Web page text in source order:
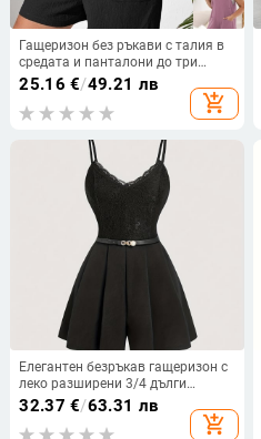
Гащеризон без ръкави с талия в
средата и панталони до три
четвърти, полиестерна материя,
микроеластичност
25.16 €/49.21 лв
add_shopping_cart
Елегантен безръкав гащеризон с
леко разширени 3/4 дълги
панталони, полиестер 95%+,
Пролет 2025
32.37 €/63.31 лв
add_shopping_cart